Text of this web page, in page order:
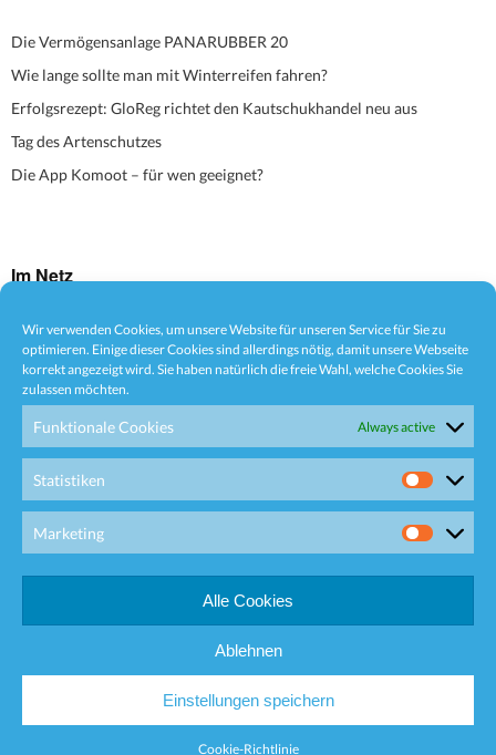
Wir verwenden Cookies, um unsere Website für unseren Service für Sie zu
optimieren. Einige dieser Cookies sind allerdings nötig, damit unsere Webseite
korrekt angezeigt wird. Sie haben natürlich die freie Wahl, welche Cookies Sie
zulassen möchten.
Funktionale Cookies Always active
Statistiken
Marketing
Alle Cookies
Ablehnen
Einstellungen speichern
Cookie-Richtlinie
Die Vermögensanlage PANARUBBER 20
Wie lange sollte man mit Winterreifen fahren?
Erfolgsrezept: GloReg richtet den Kautschukhandel neu aus
Tag des Artenschutzes
Die App Komoot – für wen geeignet?
Im Netz
FacebookBehance Network
WordPress
CrefoZert Bonitätszertifikat
Proudly powered by